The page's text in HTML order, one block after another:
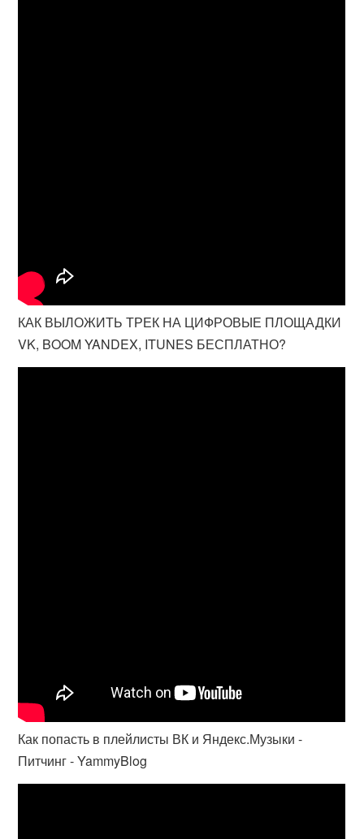
КАК ВЫЛОЖИТЬ ТРЕК НА ЦИФРОВЫЕ ПЛОЩАДКИ
VK, BOOM YANDEX, ITUNES БЕСПЛАТНО?
Как попасть в плейлисты ВК и Яндекс.Музыки -
Питчинг - YammyBlog